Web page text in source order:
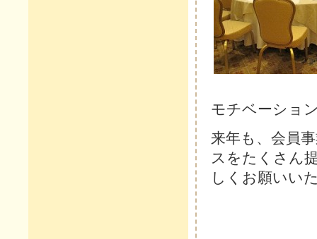
モチベーショ
来年も、会員
スをたくさん
しくお願いい